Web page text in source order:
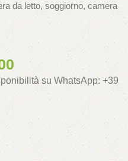
da letto, soggiorno, camera
su WhatsApp: +39